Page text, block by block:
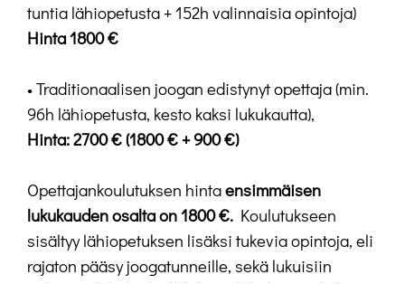
tuntia lähiopetusta + 152h valinnaisia opintoja)
Hinta 1800 €
• Traditionaalisen joogan edistynyt opettaja (min.
96h lähiopetusta, kesto kaksi lukukautta),
Hinta: 2700 € (1800 € + 900 €)
Opettajankoulutuksen hintaensimmäisen
lukukauden osalta on 1800 €. Koulutukseen
sisältyy lähiopetuksen lisäksi tukevia opintoja, eli
rajaton pääsy joogatunneille, sekä lukuisiin